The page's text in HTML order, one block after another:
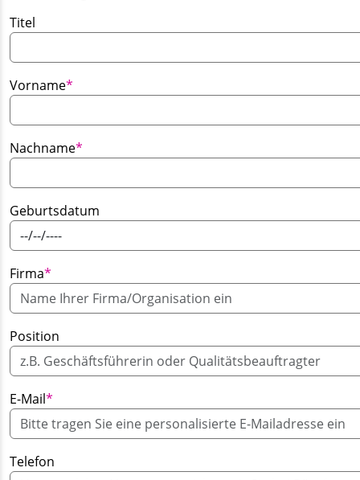
Titel
Pflichtfeld
Vorname*
Pflichtfeld
Nachname*
Geburtsdatum
Pflichtfeld
Firma*
Position
Pflichtfeld
E-Mail*
Telefon